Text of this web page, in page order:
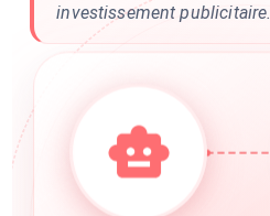
investissement publicitaire.